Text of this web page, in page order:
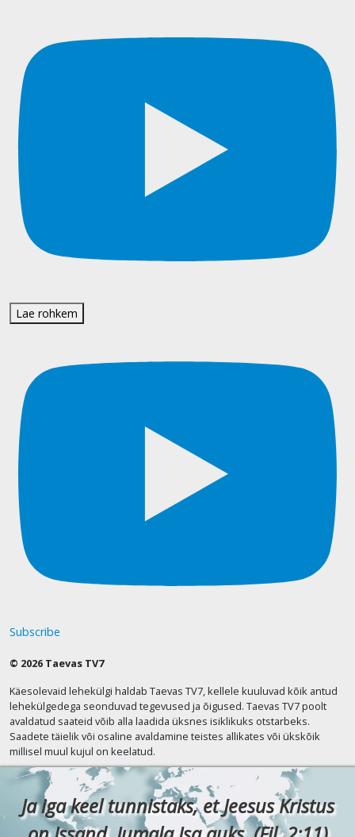
Lae rohkem
Subscribe
© 2026 Taevas TV7
Käesolevaid lehekülgi haldab Taevas TV7, kellele kuuluvad kõik antud
lehekülgedega seonduvad tegevused ja õigused. Taevas TV7 poolt
avaldatud saateid võib alla laadida üksnes isiklikuks otstarbeks.
Saadete täielik või osaline avaldamine teistes allikates või ükskõik
millisel muul kujul on keelatud.
Ja iga keel tunnistaks, et Jeesus Kristus